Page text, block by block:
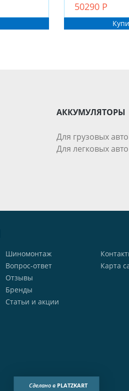
50290 Р
АККУМУЛЯТОРЫ
Для грузовых авто
Для легковых
Шиномонтаж
Вопрос-ответ
Отзывы
Бренды
Статьи и акции
Карта
Сделано в PLATZKART